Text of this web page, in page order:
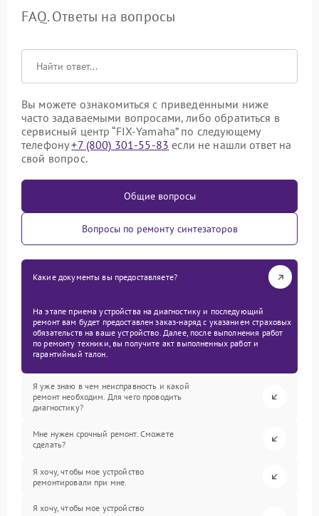
FAQ. Ответы на вопросы
Вы можете ознакомиться с приведенными ниже
часто задаваемыми вопросами, либо обратиться в
сервисный центр “FIX-Yamaha” по следующему
телефону+7 (800) 301-55-83 если не нашли ответ на
свой вопрос.
Общие вопросы
Вопросы по ремонту синтезаторов
Какие документы вы предоставляете?
На этапе приема устройства на диагностику и последующий
ремонт вам будет предоставлен заказ-наряд с указанием страховых
обязательств на ваше устройство. Далее, после выполнения работ
по ремонту техники, вы получите акт выполненных работ и
гарантийный талон.
Я уже знаю в чем неисправность и какой
ремонт необходим. Для чего проводить
диагностику?
Мне нужен срочный ремонт. Сможете
сделать?
Я хочу, чтобы мое устройство
ремонтировали при мне.
Я хочу, чтобы мое устройство